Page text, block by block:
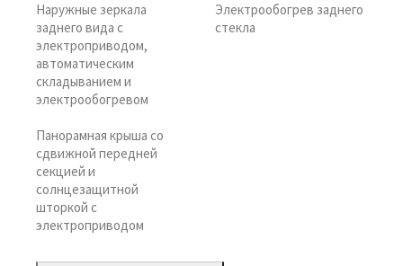
Наружные зеркала
заднего вида с
электроприводом,
автоматическим
складыванием и
электрообогревом
Панорамная крыша со
сдвижной передней
секцией и
солнцезащитной
шторкой с
электроприводом
Электрообогрев заднего
стекла